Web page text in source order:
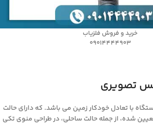
خرید و فروش فلزیاب
09014444903
تصویری
با تعادل خودکار زمین می باشد. که دارای حالت
شده، از جمله حالت ساحلی، در طراحی منوی تکی